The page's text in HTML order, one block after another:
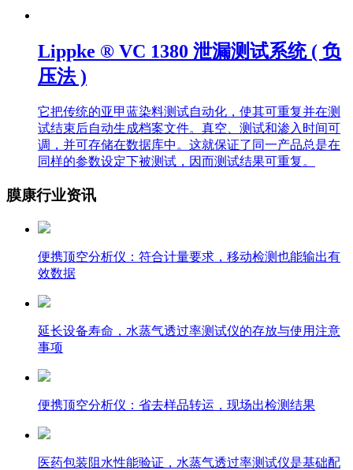
Lippke ® VC 1380 泄漏测试系统 ( 负
压法 )
它把传统的亚甲蓝染料测试自动化，使其可重复并在测
试结束后自动生成档案文件。真空、测试和渗入时间可
调，并可存储在数据库中。这就保证了同一产品总是在
同样的参数设定下被测试，因而测试结果可重复。
膜康行业资讯
便携顶空分析仪：符合计量要求，移动检测也能输出有
效数据
延长设备寿命，水蒸气透过率测试仪的存放与使用注意
事项
便携顶空分析仪：省去样品转运，现场出检测结果
医药包装阻水性能验证，水蒸气透过率测试仪是基础配